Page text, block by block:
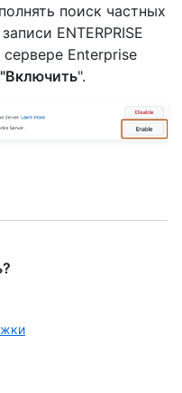
поиск частных
ENTERPRISE
Enterprise
"Включить".